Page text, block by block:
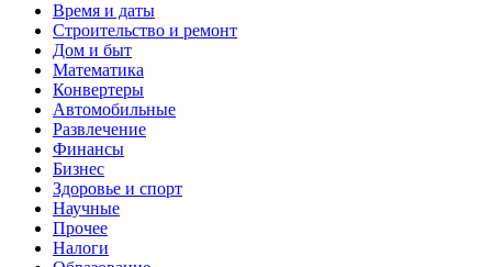
Время и даты
Строительство и ремонт
Дом и быт
Математика
Конвертеры
Автомобильные
Развлечение
Финансы
Бизнес
Здоровье и спорт
Научные
Прочее
Налоги